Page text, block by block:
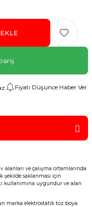
Fiyatı Düşünce Haber Ver
alanları ve çalışma ortamlarında
şekilde saklanması için
kullanımına uygundur ve alan
marka elektrostatik toz boya